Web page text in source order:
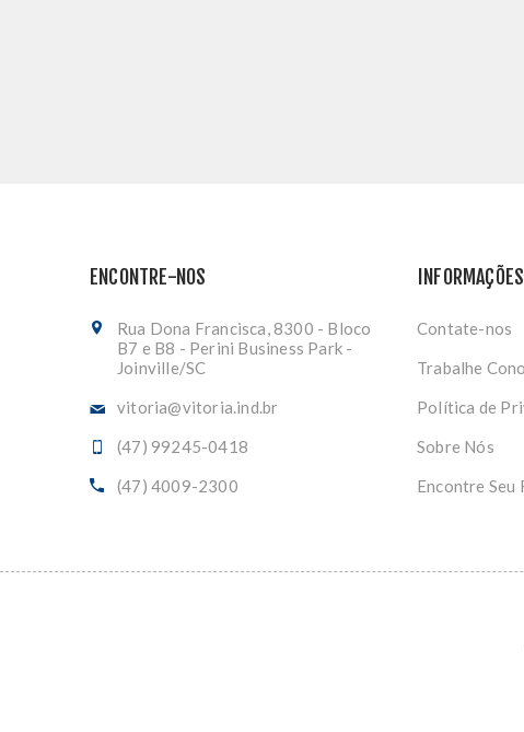
ENCONTRE-NOS
Rua Dona Francisca, 8300 - Bloco
B7 e B8 - Perini Business Park -
Joinville/SC
vitoria@vitoria.ind.br
(47) 99245-0418
(47) 4009-2300
INFORMAÇÕES
Contate-nos
Trabalhe
Política de
Sobre Nós
Encontre Seu